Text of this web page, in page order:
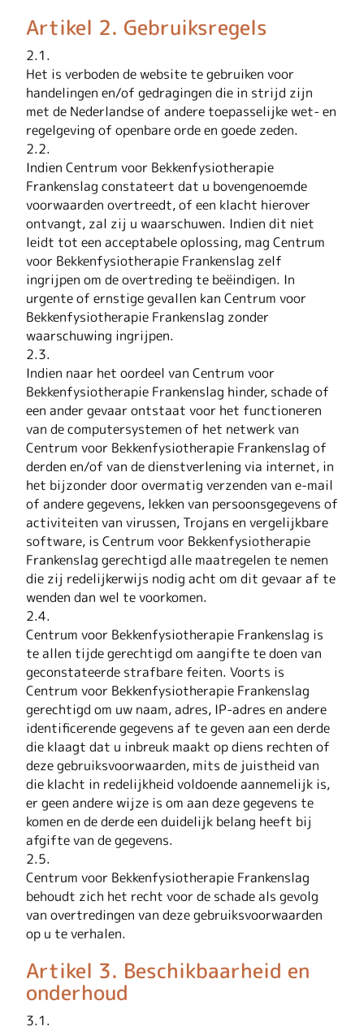
Artikel 2. Gebruiksregels
2.1.
Het is verboden de website te gebruiken voor
handelingen en/of gedragingen die in strijd zijn
met de Nederlandse of andere toepasselijke wet- en
regelgeving of openbare orde en goede zeden.
2.2.
Indien Centrum voor Bekkenfysiotherapie
Frankenslag constateert dat u bovengenoemde
voorwaarden overtreedt, of een klacht hierover
ontvangt, zal zij u waarschuwen. Indien dit niet
leidt tot een acceptabele oplossing, mag Centrum
voor Bekkenfysiotherapie Frankenslag zelf
ingrijpen om de overtreding te beëindigen. In
urgente of ernstige gevallen kan Centrum voor
Bekkenfysiotherapie Frankenslag zonder
waarschuwing ingrijpen.
2.3.
Indien naar het oordeel van Centrum voor
Bekkenfysiotherapie Frankenslag hinder, schade of
een ander gevaar ontstaat voor het functioneren
van de computersystemen of het netwerk van
Centrum voor Bekkenfysiotherapie Frankenslag of
derden en/of van de dienstverlening via internet, in
het bijzonder door overmatig verzenden van e-mail
of andere gegevens, lekken van persoonsgegevens of
activiteiten van virussen, Trojans en vergelijkbare
software, is Centrum voor Bekkenfysiotherapie
Frankenslag gerechtigd alle maatregelen te nemen
die zij redelijkerwijs nodig acht om dit gevaar af te
wenden dan wel te voorkomen.
2.4.
Centrum voor Bekkenfysiotherapie Frankenslag is
te allen tijde gerechtigd om aangifte te doen van
geconstateerde strafbare feiten. Voorts is
Centrum voor Bekkenfysiotherapie Frankenslag
gerechtigd om uw naam, adres, IP-adres en andere
identificerende gegevens af te geven aan een derde
die klaagt dat u inbreuk maakt op diens rechten of
deze gebruiksvoorwaarden, mits de juistheid van
die klacht in redelijkheid voldoende aannemelijk is,
er geen andere wijze is om aan deze gegevens te
komen en de derde een duidelijk belang heeft bij
afgifte van de gegevens.
2.5.
Centrum voor Bekkenfysiotherapie Frankenslag
behoudt zich het recht voor de schade als gevolg
van overtredingen van deze gebruiksvoorwaarden
op u te verhalen.
Artikel 3. Beschikbaarheid en
onderhoud
3.1.